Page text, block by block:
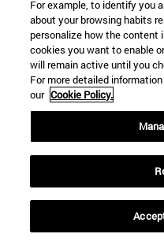
A la tensión normal en
de inmigrantes en poco
sanitarios debidos a la
miedos extendidos por
de personas
coronavirus, los
mantener aislados a los
causó un problema de
inicialmente no
aislamientos de las
tests de Covid-19.
For example, to identify you
about your browsing habits
personalize how the content
cookies you want to enable
will remain active until you
For more detailed
our Cookie Policy.